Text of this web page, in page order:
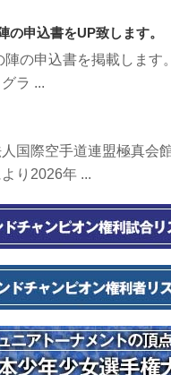
の申込書をUP致します。
陣の申込書を掲載します
ラ ...
国際空手道連盟極真会
り2026年 ...